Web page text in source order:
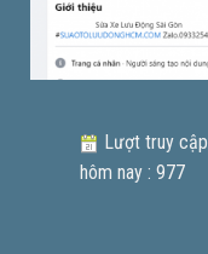
Lượt truy cập
hôm nay : 977